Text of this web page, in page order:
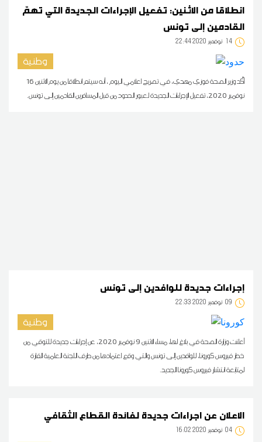
انطلاقا من الاثنين: تفعيل الإجراءات الجديدة التي تهمّ
القادمين إلى تونس
14 22:44 2020 نوفمبر
وطنية
أكّد وزير الصحة فوزي مهدي، في تصريح اعلامي اليوم ، أنه سيتم انطلاقا من يوم الاثنين 16
نوفمبر 2020، تفعيل الإجراءات الجديدة لعبور الحدود من قبل المسافرين القادمين إلى تونس.
إجراءات جديدة للوافدين إلى تونس
09 22:33 2020 نوفمبر
وطنية
أعلنت وزارة الصحة في بلاغ لها، مساء الاثنين 9 نوفمبر 2020، عن إجراءات جديدة للتوقي من
خطر فيروس كورونا، للوافدين إلى تونس والتي وقع اعتمادها من طرف اللجنة العلمية القارة
لمتابعة انتشار فيروس كورونا الجديد.
الاعلان عن اجراءات جديدة لفائدة القطاع الثقافي
04 16:02 2020 نوفمبر